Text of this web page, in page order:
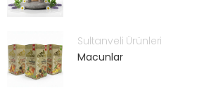
Sultanveli Ürünleri
Macunlar